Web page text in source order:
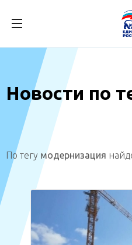
Новости по
По тегу модернизация